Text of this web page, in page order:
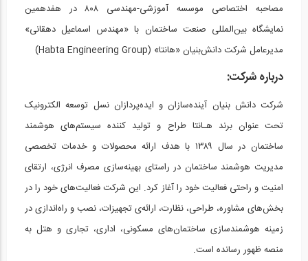
مصاحبه اختصاصی موسسه آموزشی-مهندسی ۸۰۸ در هفدهمین
نمایشگاه بین‌المللی صنعت ساختمان با «مهندس اسماعیل دهقانی»
مدیرعامل شرکت دانش‌بنیان «هانتا» (Habta Engineering Group)
درباره شرکت:
شرکت دانش بنیان آینده‌سازان و ایده‌پردازان نسل توسعه الکترونیک
تحت عنوان برند هـانتا طراح و تولید کننده سیستم‌های هوشمند
ساختمان در سال ۱۳۸۹ با هدف ارائه محصولات و خدمات تخصصی
مدیریت هوشمند ساختمان در راستای بهینه‌سازی مصرف انرژی، ارتقای
امنیت و راحتی فعالیت خود را آغاز کرد. این شرکت فعالیت‌های خود را در
بخش‌های مشاوره، طراحی، نظارت، ارائه‌ی تجهیزات، نصب و راه‌اندازی در
زمینه هوشمندسازی ساختمان‌های مسکونی، اداری، تجاری و هتل به
منصه ظهور رسانده است.